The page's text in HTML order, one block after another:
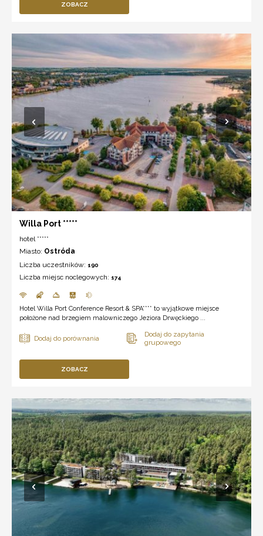
ZOBACZ
Willa Port *****
hotel *****
Miasto: Ostróda
Liczba uczestników: 190
Liczba miejsc noclegowych: 174
Hotel Willa Port Conference Resort & SPA**** to wyjątkowe miejsce
położone nad brzegiem malowniczego Jeziora Drwęckiego ...
ZOBACZ